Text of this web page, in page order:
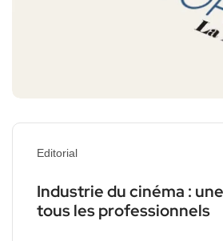
Editorial
Industrie du cinéma :
tous les professionnels